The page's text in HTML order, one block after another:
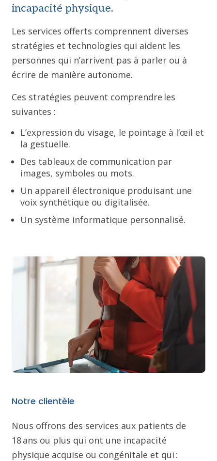
incapacité physique.
Les services offerts comprennent diverses
stratégies et technologies qui aident les
personnes qui n’arrivent pas à parler ou à
écrire de manière autonome.
Ces stratégies peuvent comprendre les
suivantes :
L’expression du visage, le pointage à l’œil et
la gestuelle.
Des tableaux de communication par
images, symboles ou mots.
Un appareil électronique produisant une
voix synthétique ou digitalisée.
Un système informatique personnalisé.
Notre clientèle
Nous offrons des services aux patients de
18 ans ou plus qui ont une incapacité
physique acquise ou congénitale et qui :